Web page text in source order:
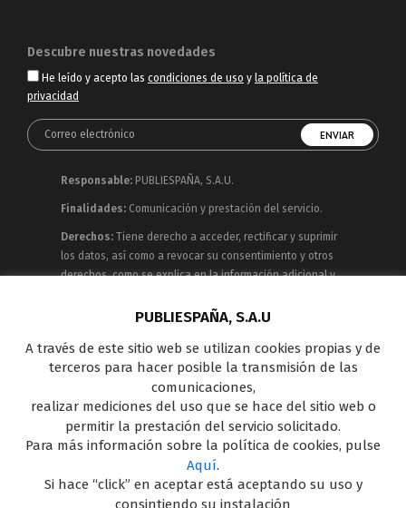
Descubre nuestras novedades
He leído y acepto las condiciones de uso y la política de
privacidad
Responsable: PUBLIESPAÑA, S.A.U.
Finalidades: Comunicación y prestación del servicio.
Derechos: Tiene derecho a acceder, rectificar y suprimir
los datos, así como a revocar su consentimiento y otros
derechos, como se explica en la información adicional y
Publiespaña es empresa de Mediaset España
concesionaria del espacio publicitario de sus siete
canales en abierto: Telecinco, Cuatro, Factoría de Ficción,
Boing, Divinity , Energy y Be Mad, así como de una amplia
oferta en el panorama de medios y con una gran
experiencia en la comercialización de diferentes
soportes en Internet y TV Outdoor Digital.
PUBLIESPAÑA, S.A.U
A través de este sitio web se utilizan cookies propias y de
terceros para hacer posible la transmisión de las
comunicaciones,
realizar mediciones del uso que se hace del sitio web o
permitir la prestación del servicio solicitado.
Para más información sobre la política de cookies, pulse
Aquí.
Si hace “click” en aceptar está aceptando su uso y
consintiendo su instalación